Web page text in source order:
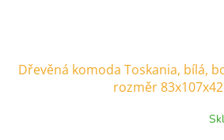
Dřevěná komoda Toskania, bílá,
rozměr